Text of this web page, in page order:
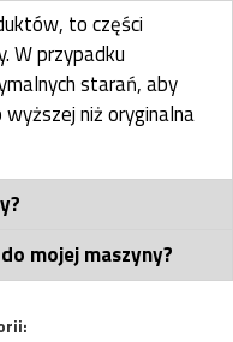
to części
W przypadku
starań, aby
niż oryginalna
mojej maszyny?